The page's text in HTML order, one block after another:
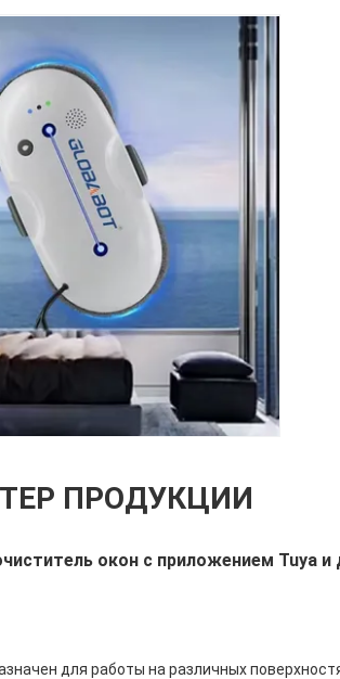
ПРОДУКЦИИ
окон с приложением Tuya
для работы на различных